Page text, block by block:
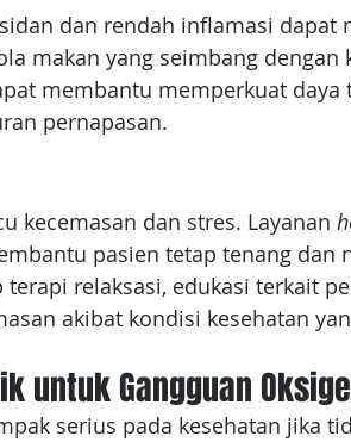
dan rendah inflamasi dapat
makan yang seimbang dengan
membantu memperkuat daya
pernapasan.
kecemasan dan stres. Layanan
pasien tetap tenang dan
relaksasi, edukasi terkait
akibat kondisi kesehatan
untuk Gangguan
serius pada kesehatan jika